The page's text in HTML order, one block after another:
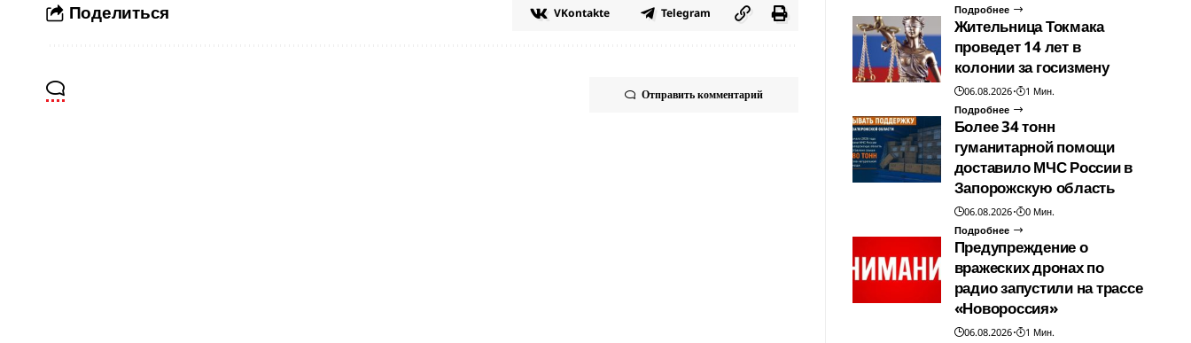
Поделиться VKontakte Telegram
Отправить комментарий
Подробнее
Жительница Токмака
проведет 14 лет в
колонии за госизмену
06.08.2026
1 Мин.
Подробнее
Более 34 тонн
гуманитарной помощи
доставило МЧС России в
Запорожскую область
06.08.2026
0 Мин.
Подробнее
Предупреждение о
вражеских дронах по
радио запустили на трассе
«Новороссия»
06.08.2026
1 Мин.